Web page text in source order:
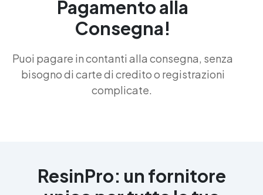
Pagamento alla
Consegna!
Puoi pagare in contanti alla consegna, senza
bisogno di carte di credito o registrazioni
complicate.
ResinPro: un fornitore